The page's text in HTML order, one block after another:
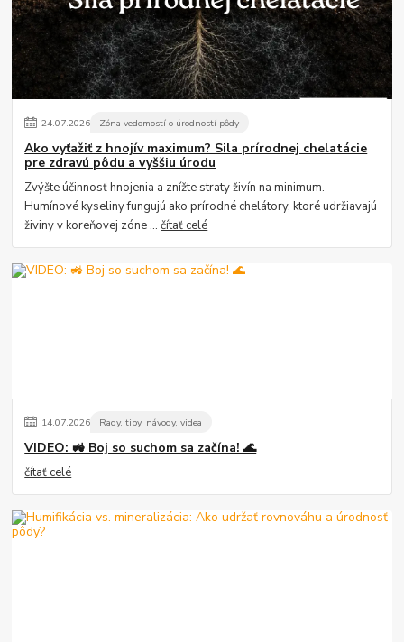
24.07.2026 Zóna vedomostí o úrodností pôdy
Ako vyťažiť z hnojív maximum? Sila prírodnej chelatácie
pre zdravú pôdu a vyššiu úrodu
Zvýšte účinnosť hnojenia a znížte straty živín na minimum.
Humínové kyseliny fungujú ako prírodné chelátory, ktoré udržiavajú
živiny v koreňovej zóne ...čítať celé
14.07.2026 Rady, tipy, návody, videa
VIDEO: 🚜 Boj so suchom sa začína! 🌊
čítať celé